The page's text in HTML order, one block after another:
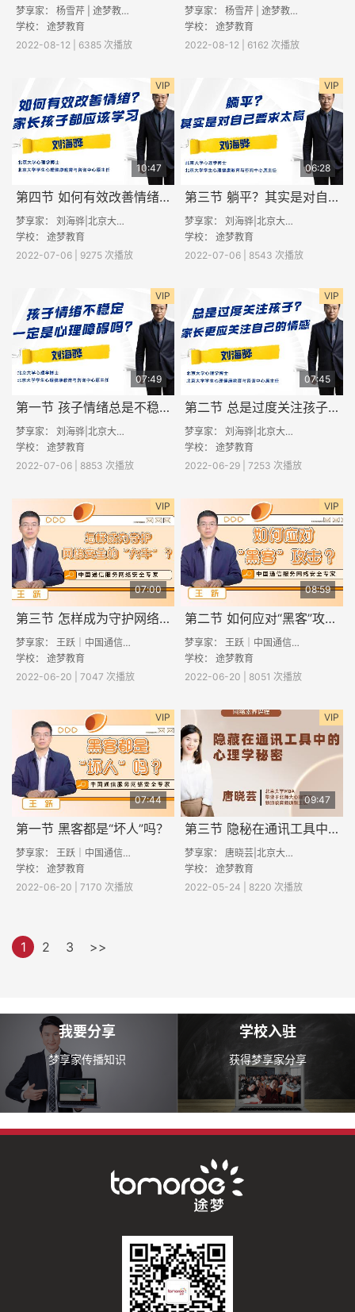
梦享家： 杨雪芹 | 途梦教育创始人
学校： 途梦教育
2022-08-12 | 6385 次播放
梦享家： 杨雪芹 | 途梦教育创始人
学校： 途梦教育
2022-08-12 | 6162 次播放
VIP
10:47
第四节 如何有效改善情绪？家长孩子都应该学习
梦享家： 刘海骅|北京大学心理学博士
学校： 途梦教育
2022-07-06 | 9275 次播放
VIP
06:28
第三节 躺平？其实是对自己要求太高
梦享家： 刘海骅|北京大学心理学博士
学校： 途梦教育
2022-07-06 | 8543 次播放
VIP
07:49
第一节 孩子情绪总是不稳定，一定是心理障碍吗？
梦享家： 刘海骅|北京大学心理学博士
学校： 途梦教育
2022-07-06 | 8853 次播放
VIP
07:45
第二节 总是过度关注孩子？家长更应关注自己的情感
梦享家： 刘海骅|北京大学心理学博士
学校： 途梦教育
2022-06-29 | 7253 次播放
VIP
07:00
第三节 怎样成为守护网络安全的“大牛”
梦享家： 王跃｜中国通信服务网络安全专家
学校： 途梦教育
2022-06-20 | 7047 次播放
VIP
08:59
第二节 如何应对“黑客”攻击？
梦享家： 王跃｜中国通信服务网络安全专家
学校： 途梦教育
2022-06-20 | 8051 次播放
VIP
07:44
第一节 黑客都是“坏人”吗？
梦享家： 王跃｜中国通信服务网络安全专家
学校： 途梦教育
2022-06-20 | 7170 次播放
VIP
09:47
第三节 隐秘在通讯工具中的心理学秘密
梦享家： 唐晓芸|北京大学MBA 毕业于北师大心理学 原新浪教育频道副主编
学校： 途梦教育
2022-05-24 | 8220 次播放
1 2 3 >>
我要分享
梦享家传播知识
学校入驻
获得梦享家分享